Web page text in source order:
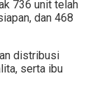
736 unit telah
dan 468
distribusi
serta ibu